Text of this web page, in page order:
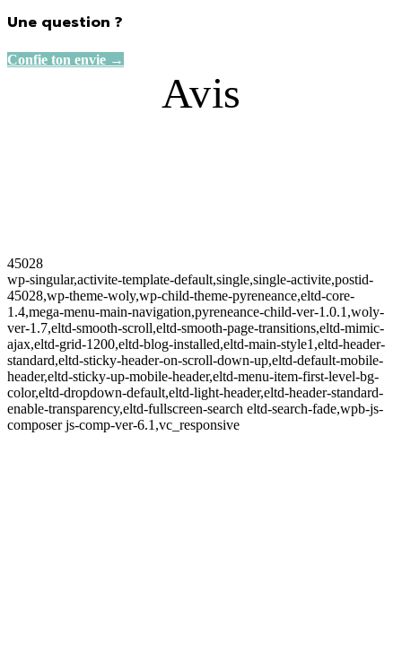
Une question ?
Confie ton envie →
Avis
45028
wp-singular,activite-template-default,single,single-activite,postid-
45028,wp-theme-woly,wp-child-theme-pyreneance,eltd-core-
1.4,mega-menu-main-navigation,pyreneance-child-ver-1.0.1,woly-
ver-1.7,eltd-smooth-scroll,eltd-smooth-page-transitions,eltd-mimic-
ajax,eltd-grid-1200,eltd-blog-installed,eltd-main-style1,eltd-header-
standard,eltd-sticky-header-on-scroll-down-up,eltd-default-mobile-
header,eltd-sticky-up-mobile-header,eltd-menu-item-first-level-bg-
color,eltd-dropdown-default,eltd-light-header,eltd-header-standard-
enable-transparency,eltd-fullscreen-search eltd-search-fade,wpb-js-
composer js-comp-ver-6.1,vc_responsive